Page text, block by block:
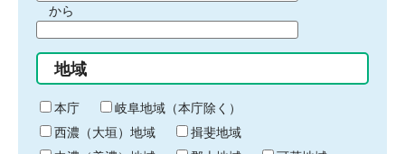
間
始
り
から
間
終
わ
り
地域
本庁
岐阜地域（本庁除く）
西濃（大垣）地域
揖斐地域